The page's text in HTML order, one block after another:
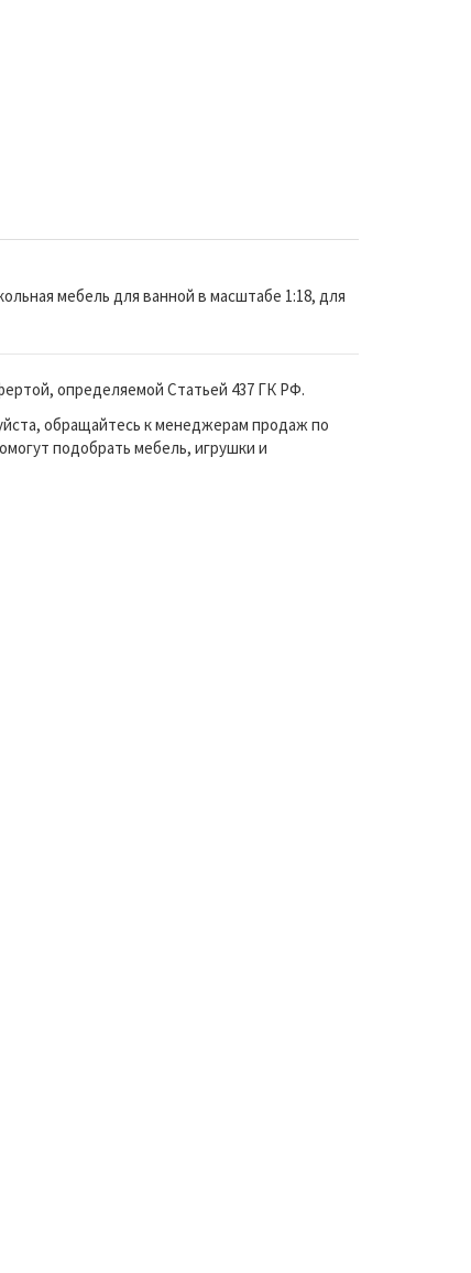
мебель для ванной в масштабе 1:18, для
определяемой Статьей 437 ГК РФ.
обращайтесь к менеджерам продаж по
подобрать мебель, игрушки и